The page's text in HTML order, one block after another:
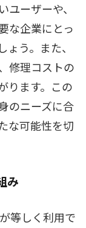
ーザーや、
な企業にとっ
う。また、
修理コストの
ります。この
のニーズに合
な可能性を切
み
等しく利用で